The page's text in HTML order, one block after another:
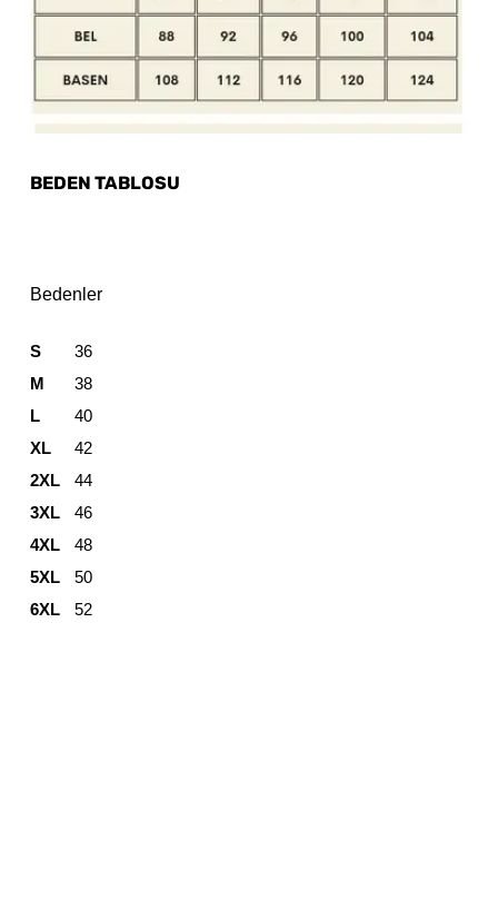
BEDEN TABLOSU
Bedenler
S
36
M
38
L
40
XL
42
2XL
44
3XL
46
4XL
48
5XL
50
6XL
52